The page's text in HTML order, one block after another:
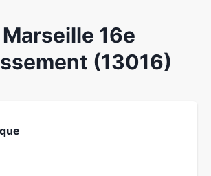
16e
(13016)